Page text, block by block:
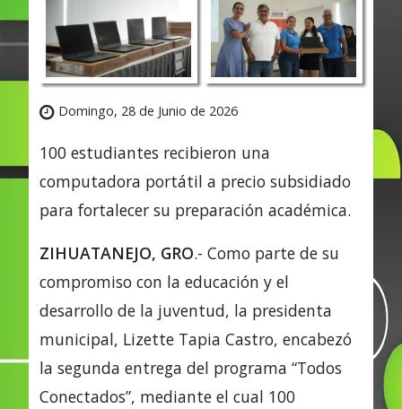
Domingo, 28 de Junio de 2026
100 estudiantes recibieron una
computadora portátil a precio subsidiado
para fortalecer su preparación académica.
ZIHUATANEJO, GRO.- Como parte de su
compromiso con la educación y el
desarrollo de la juventud, la presidenta
municipal, Lizette Tapia Castro, encabezó
la segunda entrega del programa “Todos
Conectados”, mediante el cual 100